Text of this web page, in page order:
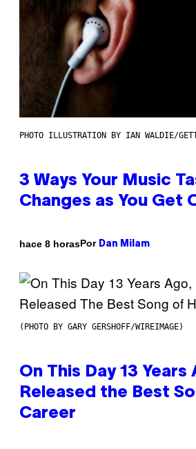
PHOTO ILLUSTRATION BY IAN WALDIE/
3 Ways Your Music
Changes as You Get
hace 8 horasPor Dan Milam
(PHOTO BY GARY GERSHOFF/WIREIMAGE)
On This Day 13 Years
Released the Best
Career